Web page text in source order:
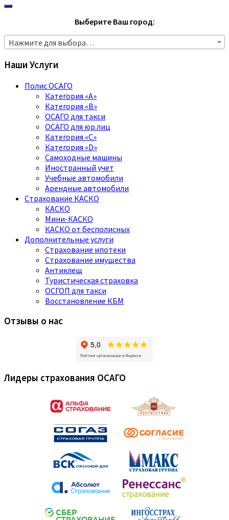
Выберите Ваш город:
Нажмите для выбора…
Наши Услуги
Полис ОСАГО
Категория «A»
Категория «B»
ОСАГО для такси
ОСАГО для юр.лиц
Категория «C»
Категория «D»
Самоходные машины
Иностранный учет
Учебные автомобили
Арендные автомобили
Страхование КАСКО
КАСКО
Мини-КАСКО
КАСКО от бесполисных
Дополнительные услуги
Страхование ипотеки
Страхование имущества
Антиклещ
Туристическая страховка
ОСГОП для такси
Восстановление КБМ
Отзывы о нас
Лидеры страхования ОСАГО